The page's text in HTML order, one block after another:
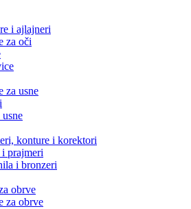
i ajlajneri
za oči
za usne
usne
konture i korektori
prajmeri
i bronzeri
obrve
za obrve